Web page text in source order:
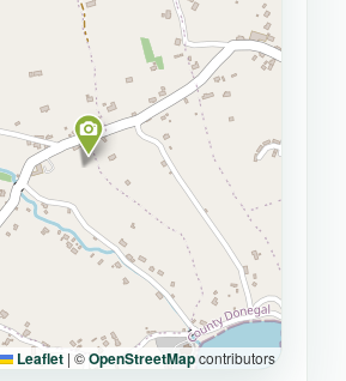
Leaflet | ©OpenStreetMapcontributors